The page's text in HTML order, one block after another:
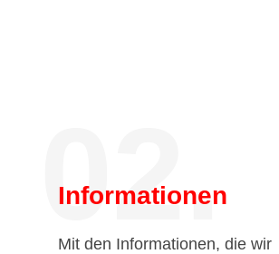
02.
Informationen
Mit den Informationen, die wir